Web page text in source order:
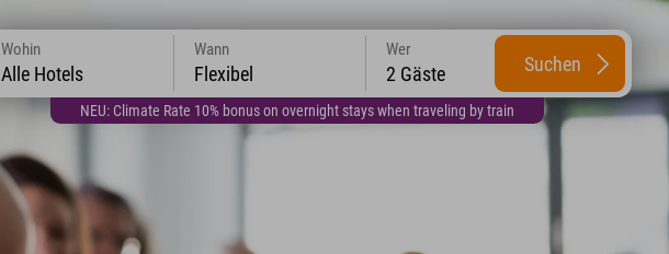
NEU: Climate Rate 10% bonus on overnight stays when traveling by train
Wohin
Alle Hotels
Wann
Flexibel
Wer
2 Gäste Suchen